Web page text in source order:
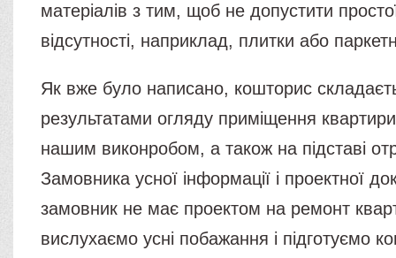
матеріалів з тим, щоб не допустити
відсутності, наприклад, плитки або
Як вже було написано, кошторис
результатами огляду приміщення
нашим виконробом, а також на підставі
Замовника усної інформації і проектної
замовник не має проектом на ремонт
вислухаємо усні побажання і підготуємо